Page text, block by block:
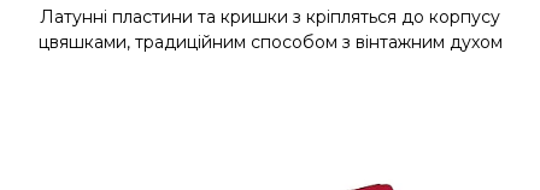
Латунні пластини та кришки з кріпляться до корпусу
цвяшками, традиційним способом з вінтажним духом